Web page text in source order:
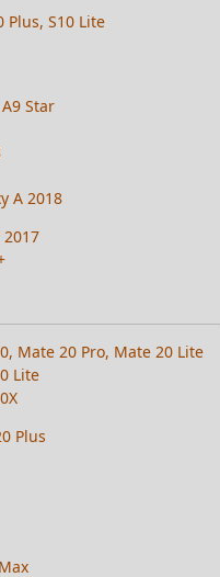
Plus, S10 Lite
Star
A 2018
2017
Mate 20 Pro, Mate 20 Lite
Lite
Plus